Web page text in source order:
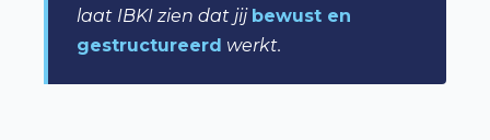
laat IBKI zien dat jij bewust en
gestructureerd werkt.